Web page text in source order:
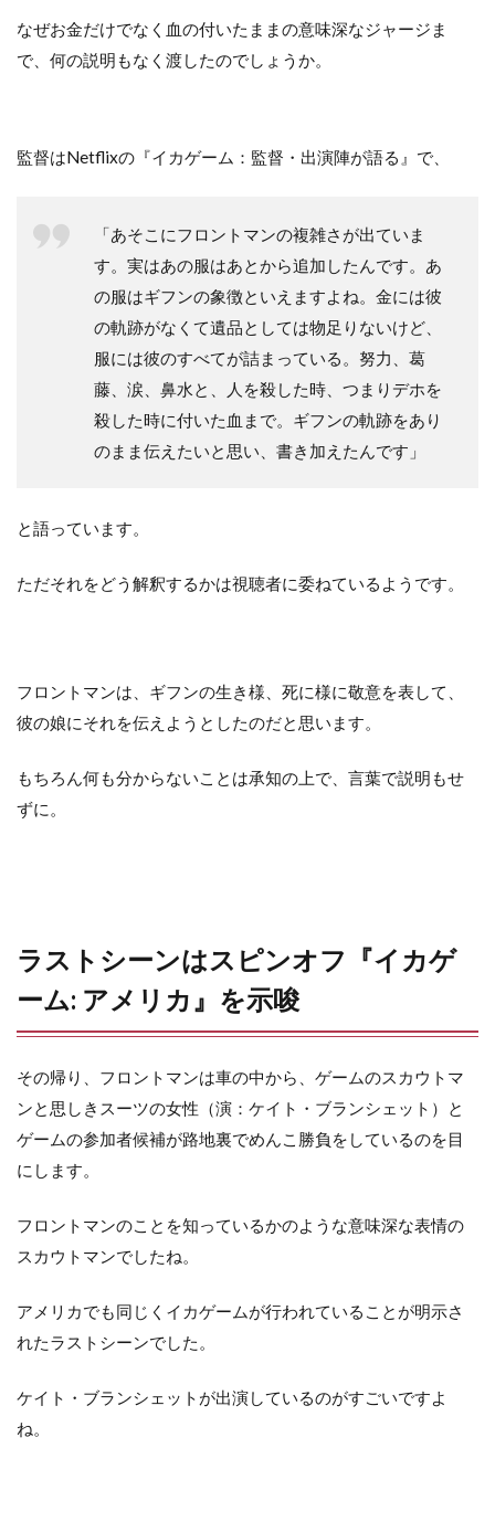
なぜお金だけでなく血の付いたままの意味深なジャージま
で、何の説明もなく渡したのでしょうか。
監督はNetflixの『イカゲーム：監督・出演陣が語る』で、
「あそこにフロントマンの複雑さが出ていま
す。実はあの服はあとから追加したんです。あ
の服はギフンの象徴といえますよね。金には彼
の軌跡がなくて遺品としては物足りないけど、
服には彼のすべてが詰まっている。努力、葛
藤、涙、鼻水と、人を殺した時、つまりデホを
殺した時に付いた血まで。ギフンの軌跡をあり
のまま伝えたいと思い、書き加えたんです」
と語っています。
ただそれをどう解釈するかは視聴者に委ねているようです。
フロントマンは、ギフンの生き様、死に様に敬意を表して、
彼の娘にそれを伝えようとしたのだと思います。
もちろん何も分からないことは承知の上で、言葉で説明もせ
ずに。
ラストシーンはスピンオフ『イカゲ
ーム: アメリカ』を示唆
その帰り、フロントマンは車の中から、ゲームのスカウトマ
ンと思しきスーツの女性（演：ケイト・ブランシェット）と
ゲームの参加者候補が路地裏でめんこ勝負をしているのを目
にします。
フロントマンのことを知っているかのような意味深な表情の
スカウトマンでしたね。
アメリカでも同じくイカゲームが行われていることが明示さ
れたラストシーンでした。
ケイト・ブランシェットが出演しているのがすごいですよ
ね。